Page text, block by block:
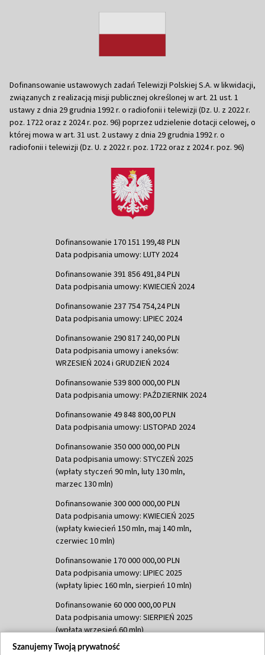
Dofinansowanie ustawowych zadań Telewizji Polskiej S.A. w likwidacji,
związanych z realizacją misji publicznej określonej w art. 21 ust. 1
ustawy z dnia 29 grudnia 1992 r. o radiofonii i telewizji (Dz. U. z 2022 r.
poz. 1722 oraz z 2024 r. poz. 96) poprzez udzielenie dotacji celowej, o
której mowa w art. 31 ust. 2 ustawy z dnia 29 grudnia 1992 r. o
radiofonii i telewizji (Dz. U. z 2022 r. poz. 1722 oraz z 2024 r. poz. 96)
Dofinansowanie 170 151 199,48 PLN
Data podpisania umowy: LUTY 2024
Dofinansowanie 391 856 491,84 PLN
Data podpisania umowy: KWIECIEŃ 2024
Dofinansowanie 237 754 754,24 PLN
Data podpisania umowy: LIPIEC 2024
Dofinansowanie 290 817 240,00 PLN
Data podpisania umowy i aneksów:
WRZESIEŃ 2024 i GRUDZIEŃ 2024
Dofinansowanie 539 800 000,00 PLN
Data podpisania umowy: PAŹDZIERNIK 2024
Dofinansowanie 49 848 800,00 PLN
Data podpisania umowy: LISTOPAD 2024
Dofinansowanie 350 000 000,00 PLN
Data podpisania umowy: STYCZEŃ 2025
(wpłaty styczeń 90 mln, luty 130 mln,
marzec 130 mln)
Dofinansowanie 300 000 000,00 PLN
Data podpisania umowy: KWIECIEŃ 2025
(wpłaty kwiecień 150 mln, maj 140 mln,
czerwiec 10 mln)
Dofinansowanie 170 000 000,00 PLN
Data podpisania umowy: LIPIEC 2025
(wpłaty lipiec 160 mln, sierpień 10 mln)
Dofinansowanie 60 000 000,00 PLN
Data podpisania umowy: SIERPIEŃ 2025
(wpłata wrzesień 60 mln)
Dofinansowanie 635 783 051,21 PLN
Szanujemy Twoją prywatność